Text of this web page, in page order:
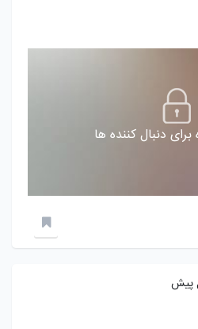
دنبال کننده ها